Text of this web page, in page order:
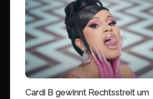
Cardi B gewinnt Rechtsstreit um